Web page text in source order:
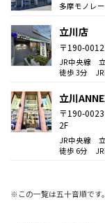
多摩モノレ
立川店
〒190-
JR中央線
徒歩 3分
立川
〒190-
2F
JR中央線
徒歩 6分
※この一覧は五十音順です。